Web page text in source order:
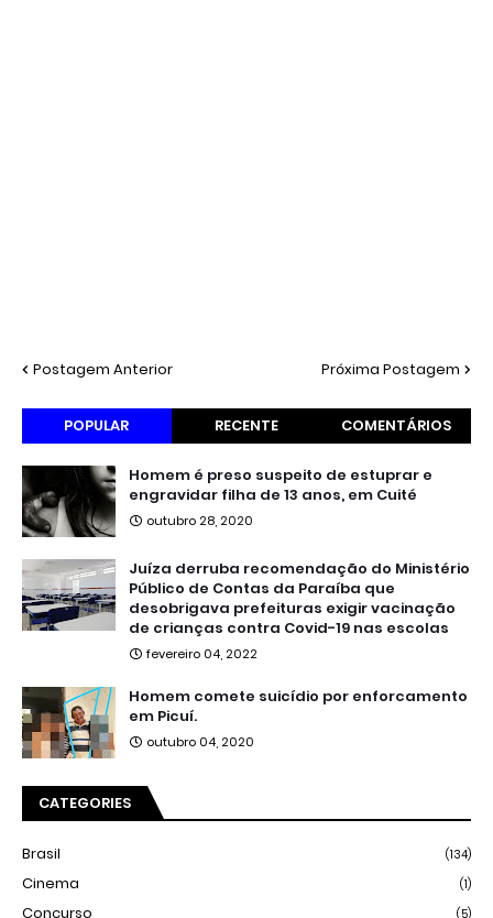
Postagem Anterior Próxima Postagem
POPULAR RECENTE COMENTÁRIOS
Homem é preso suspeito de estuprar e
engravidar filha de 13 anos, em Cuité
outubro 28, 2020
Juíza derruba recomendação do Ministério
Público de Contas da Paraíba que
desobrigava prefeituras exigir vacinação
de crianças contra Covid-19 nas escolas
fevereiro 04, 2022
Homem comete suicídio por enforcamento
em Picuí.
outubro 04, 2020
CATEGORIES
Brasil (134)
Cinema (1)
Concurso (5)